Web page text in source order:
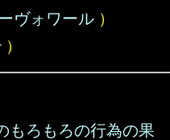
ヴォワール ）
）
もろもろの行為の果